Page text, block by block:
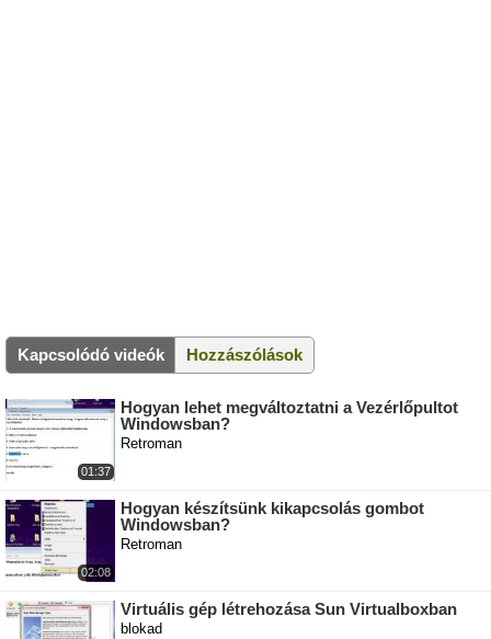
Kapcsolódó videók Hozzászólások
01:37
Hogyan lehet megváltoztatni a Vezérlőpultot
Windowsban?
Retroman
02:08
Hogyan készítsünk kikapcsolás gombot
Windowsban?
Retroman
Virtuális gép létrehozása Sun Virtualboxban
blokad